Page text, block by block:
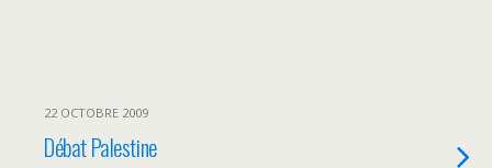
22 OCTOBRE 2009
Débat Palestine